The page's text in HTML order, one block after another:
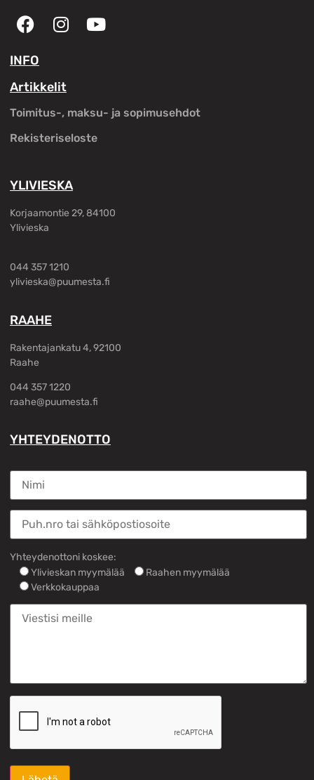
INFO
Artikkelit
Toimitus-, maksu- ja sopimusehdot
Rekisteriseloste
YLIVIESKA
Korjaamontie 29, 84100
Ylivieska
044 357 1210
ylivieska@puumesta.fi
RAAHE
Rakentajankatu 4, 92100
Raahe
044 357 1220
raahe@puumesta.fi
YHTEYDENOTTO
Yhteydenottoni koskee:
Ylivieskan myymälää
Raahen myymälää
Verkkokauppaa